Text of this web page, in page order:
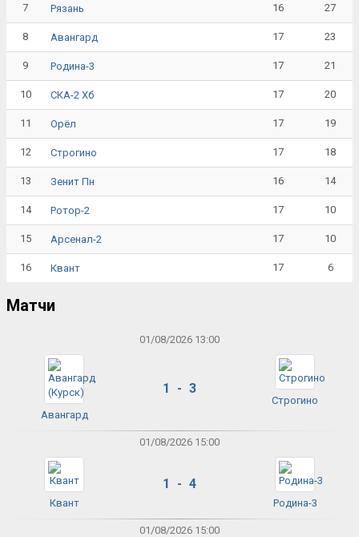
7 Рязань 16 27
8 Авангард 17 23
9 Родина-3 17 21
10 СКА-2 Хб 17 20
11 Орёл 17 19
12 Строгино 17 18
13 Зенит Пн 16 14
14 Ротор-2 17 10
15 Арсенал-2 17 10
16 Квант 17 6
Матчи
01/08/2026 13:00
Авангард
1 - 3
Строгино
01/08/2026 15:00
Квант
1 - 4
Родина-3
01/08/2026 15:00